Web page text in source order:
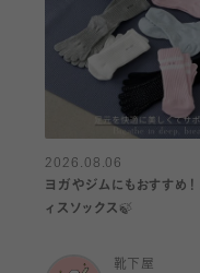
2026.08.06
ヨガやジムにもおすすめ
ィスソックス🍃
靴下屋